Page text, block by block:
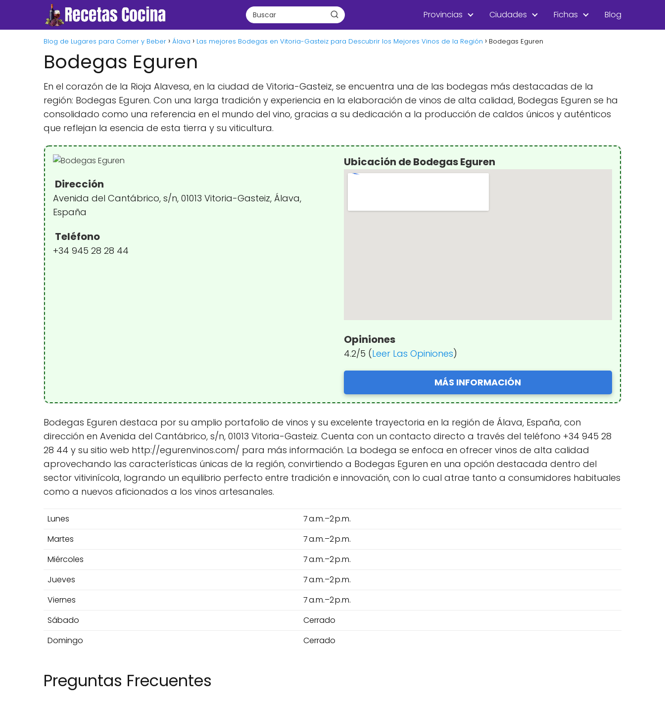
Provincias Ciudades Fichas Blog
Blog de Lugares para Comer y Beber Álava Las mejores Bodegas en Vitoria-Gasteiz para Descubrir los Mejores Vinos de la Región Bodegas Eguren
Bodegas Eguren
En el corazón de la Rioja Alavesa, en la ciudad de Vitoria-Gasteiz, se encuentra una de las bodegas más destacadas de la
región: Bodegas Eguren. Con una larga tradición y experiencia en la elaboración de vinos de alta calidad, Bodegas Eguren se ha
consolidado como una referencia en el mundo del vino, gracias a su dedicación a la producción de caldos únicos y auténticos
que reflejan la esencia de esta tierra y su viticultura.
Dirección
Avenida del Cantábrico, s/n, 01013 Vitoria-Gasteiz, Álava,
España
Teléfono
+34 945 28 28 44
Ubicación de Bodegas Eguren
Opiniones
4.2/5 (Leer Las Opiniones)
MÁS INFORMACIÓN
Bodegas Eguren destaca por su amplio portafolio de vinos y su excelente trayectoria en la región de Álava, España, con
dirección en Avenida del Cantábrico, s/n, 01013 Vitoria-Gasteiz. Cuenta con un contacto directo a través del teléfono +34 945 28
28 44 y su sitio web http://egurenvinos.com/ para más información. La bodega se enfoca en ofrecer vinos de alta calidad
aprovechando las características únicas de la región, convirtiendo a Bodegas Eguren en una opción destacada dentro del
sector vitivinícola, logrando un equilibrio perfecto entre tradición e innovación, con lo cual atrae tanto a consumidores habituales
como a nuevos aficionados a los vinos artesanales.
Lunes
7 a.m.–2 p.m.
Martes
7 a.m.–2 p.m.
Miércoles
7 a.m.–2 p.m.
Jueves
7 a.m.–2 p.m.
Viernes
7 a.m.–2 p.m.
Sábado
Cerrado
Domingo
Cerrado
Preguntas Frecuentes